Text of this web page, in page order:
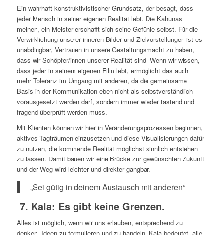
Ein wahrhaft konstruktivistischer Grundsatz, der besagt, dass
jeder Mensch in seiner eigenen Realität lebt. Die Kahunas
meinen, ein Meister erschafft sich seine Gefühle selbst. Für die
Verwirklichung unserer inneren Bilder und Zielvorstellungen ist es
unabdingbar, Vertrauen in unsere Gestaltungsmacht zu haben,
dass wir Schöpfer/innen unserer Realität sind. Wenn wir wissen,
dass jeder in seinem eigenen Film lebt, ermöglicht das auch
mehr Toleranz im Umgang mit anderen, da die gemeinsame
Basis in der Kommunikation eben nicht als selbstverständlich
vorausgesetzt werden darf, sondern immer wieder tastend und
fragend überprüft werden muss.
Mit Klienten können wir hier in Veränderungsprozessen beginnen,
aktives Tagträumen einzusetzen und diese Visualisierungen dafür
zu nutzen, die kommende Realität möglichst sinnlich entstehen
zu lassen. Damit bauen wir eine Brücke zur gewünschten Zukunft
und der Weg wird leichter und direkter gangbar.
„Sei gütig in deinem Austausch mit anderen“
7. Kala: Es gibt keine Grenzen.
Alles ist möglich, wenn wir uns erlauben, entsprechend zu
denken, Ideen zu formulieren und zu handeln. Kala bedeutet, alle